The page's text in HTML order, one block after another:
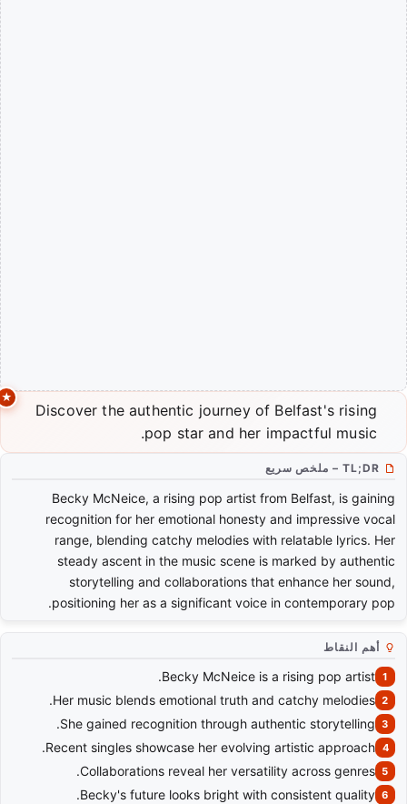
Discover the authentic journey of Belfast's rising
pop star and her impactful music.
TL;DR – ملخص سريع
Becky McNeice, a rising pop artist from Belfast, is gaining
recognition for her emotional honesty and impressive vocal
range, blending catchy melodies with relatable lyrics. Her
steady ascent in the music scene is marked by authentic
storytelling and collaborations that enhance her sound,
positioning her as a significant voice in contemporary pop.
أهم النقاط
Becky McNeice is a rising pop artist.
Her music blends emotional truth and catchy melodies.
She gained recognition through authentic storytelling.
Recent singles showcase her evolving artistic approach.
Collaborations reveal her versatility across genres.
Becky's future looks bright with consistent quality.